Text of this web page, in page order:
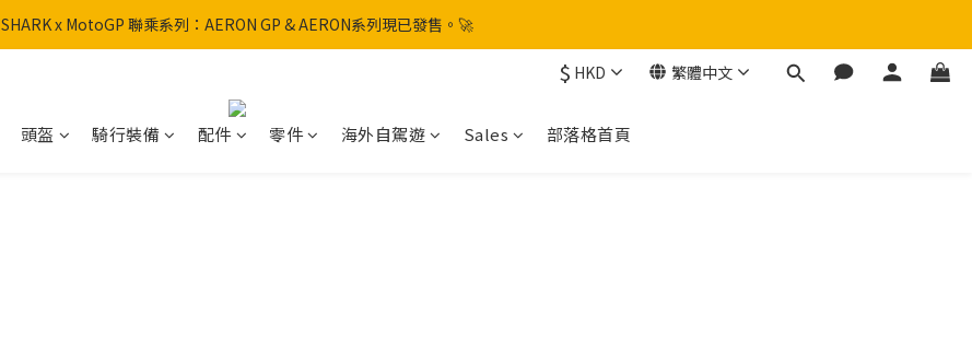
SHARK x MotoGP 聯乘系列：AERON GP & AERON系列現已發售。🚀
SHARK x MotoGP 聯乘系列：AERON GP & AERON系列現已發售。🚀
香港訂單滿HK$600免運費
$ HKD 繁體中文
頭盔 騎行裝備 配件 零件 海外自駕遊 Sales 部落格首頁